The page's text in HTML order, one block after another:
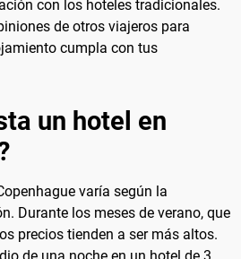
con los hoteles tradicionales.
de otros viajeros para
cumpla con tus
un hotel en
varía según la
Durante los meses de verano, que
precios tienden a ser más altos.